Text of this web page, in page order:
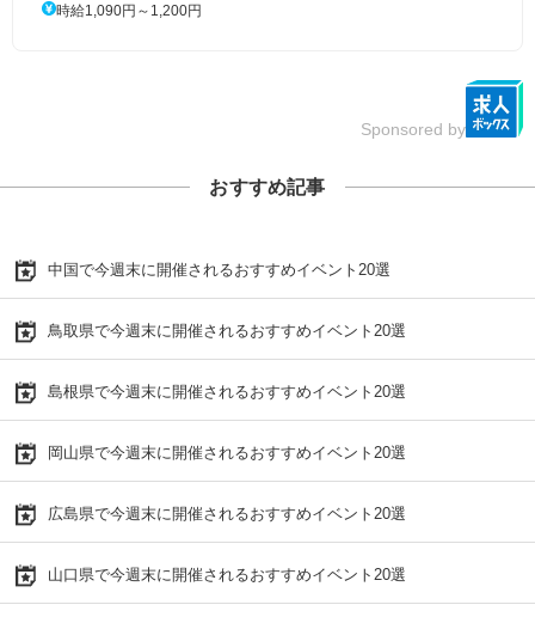
時給1,090円～1,200円
Sponsored by
おすすめ記事
中国で今週末に開催されるおすすめイベント20選
鳥取県で今週末に開催されるおすすめイベント20選
島根県で今週末に開催されるおすすめイベント20選
岡山県で今週末に開催されるおすすめイベント20選
広島県で今週末に開催されるおすすめイベント20選
山口県で今週末に開催されるおすすめイベント20選